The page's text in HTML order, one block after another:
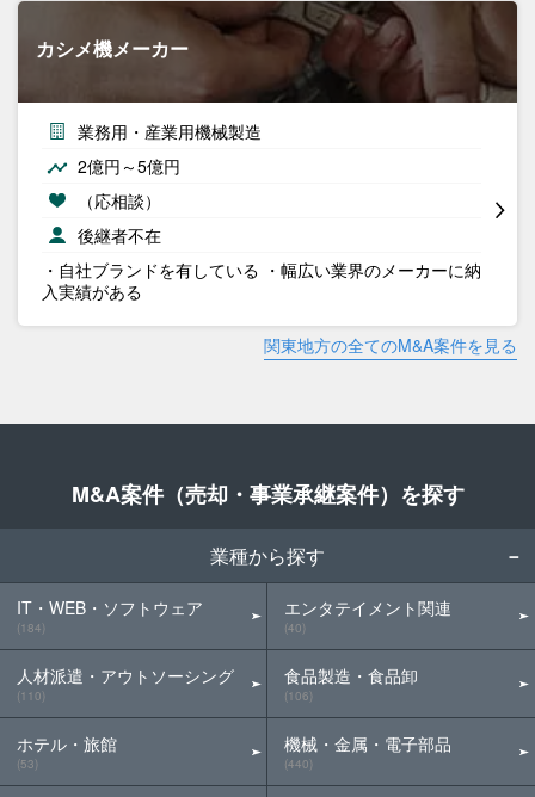
カシメ機メーカー
業務用・産業用機械製造
2億円～5億円
（応相談）
後継者不在
・自社ブランドを有している ・幅広い業界のメーカーに納
入実績がある
関東地方の全てのM&A案件を見る
M&A案件（売却・事業承継案件）を探す
業種から探す
IT・WEB・ソフトウェア
(184)
人材派遣・アウトソーシング
(110)
ホテル・旅館
(53)
エンタテイメント関連
(40)
食品製造・食品卸
(106)
機械・金属・電子部品
(440)